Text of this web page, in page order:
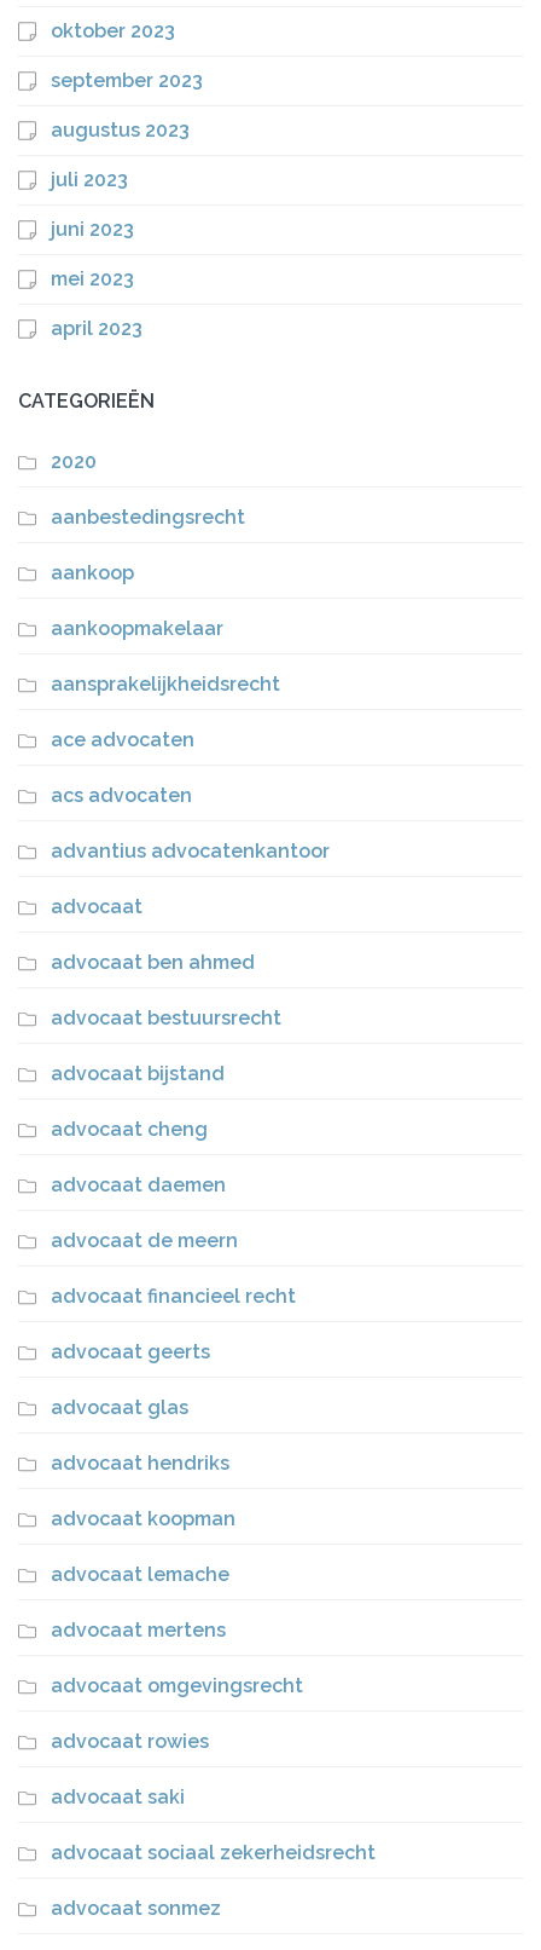
oktober 2023
september 2023
augustus 2023
juli 2023
juni 2023
mei 2023
april 2023
CATEGORIEËN
2020
aanbestedingsrecht
aankoop
aankoopmakelaar
aansprakelijkheidsrecht
ace advocaten
acs advocaten
advantius advocatenkantoor
advocaat
advocaat ben ahmed
advocaat bestuursrecht
advocaat bijstand
advocaat cheng
advocaat daemen
advocaat de meern
advocaat financieel recht
advocaat geerts
advocaat glas
advocaat hendriks
advocaat koopman
advocaat lemache
advocaat mertens
advocaat omgevingsrecht
advocaat rowies
advocaat saki
advocaat sociaal zekerheidsrecht
advocaat sonmez